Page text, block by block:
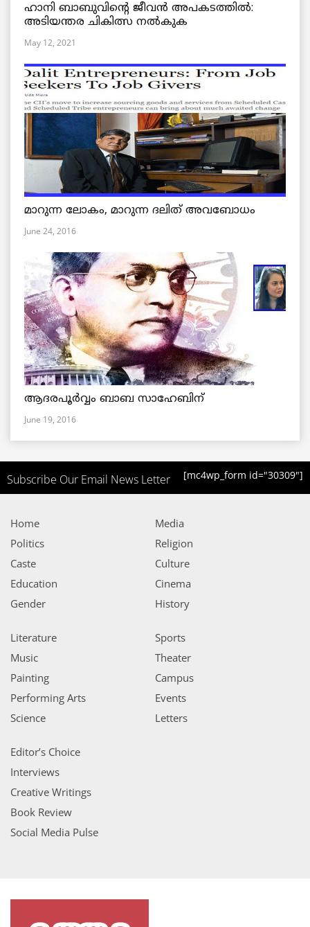
ഹാനി ബാബുവിന്റെ ജീവൻ അപകടത്തിൽ:
അടിയന്തര ചികിത്സ നൽകുക
May 12, 2021
മാറുന്ന ലോകം, മാറുന്ന ദലിത് അവബോധം
June 24, 2016
ആദരപൂര്‍വ്വം ബാബ സാഹേബിന്
June 19, 2016
Subscribe Our Email News Letter [mc4wp_form id="30309"]
Home
Politics
Caste
Education
Gender
Media
Religion
Culture
Cinema
History
Literature
Music
Painting
Performing Arts
Science
Sports
Theater
Campus
Events
Letters
Editor’s Choice
Interviews
Creative Writings
Book Review
Social Media Pulse